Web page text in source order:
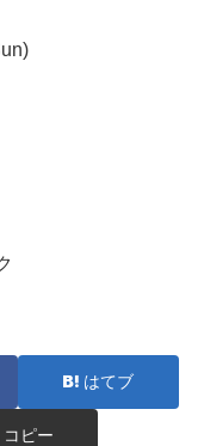
はてブ
コピー